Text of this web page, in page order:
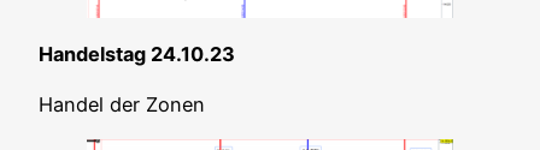
Han­dels­tag 24.10.23
Han­del der Zonen